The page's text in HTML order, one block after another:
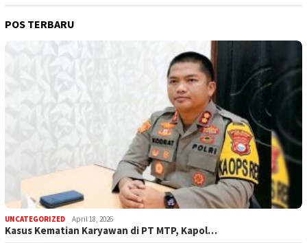
POS TERBARU
UNCATEGORIZED April 18, 2026
Kasus Kematian Karyawan di PT MTP, Kapol…